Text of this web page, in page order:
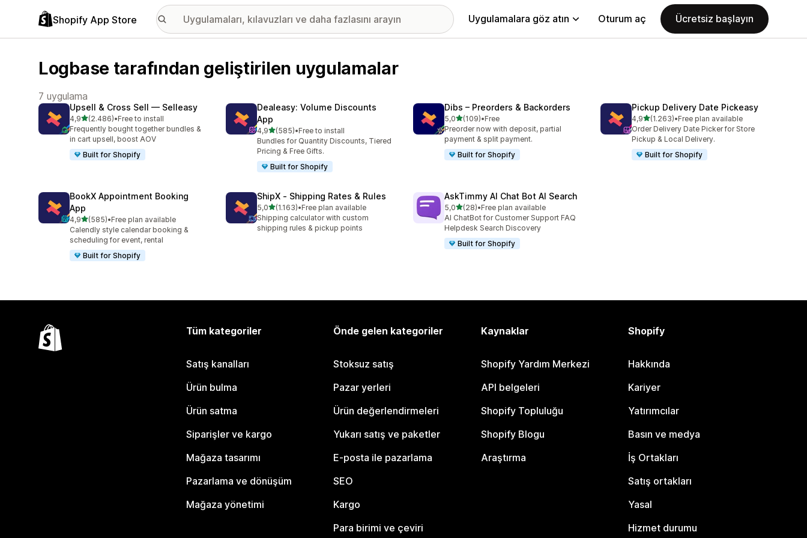
Shopify App Store Uygulamalara göz atın Oturum aç Ücretsiz başlayın
Logbase tarafından geliştirilen uygulamalar
7 uygulama
Upsell & Cross Sell — Selleasy
4,95 yıldız üzerinden
(2.486)
toplam 2486 değerlendirme
•Free to install
Frequently bought together bundles &
in cart upsell, boost AOV
Built for Shopify
Dealeasy: Volume Discounts
App
4,95 yıldız üzerinden
(585)
toplam 585 değerlendirme
•Free to install
Bundles for Quantity Discounts, Tiered
Pricing & Free Gifts.
Built for Shopify
Dibs – Preorders & Backorders
5,05 yıldız üzerinden
(109)
toplam 109 değerlendirme
•Free
Preorder now with deposit, partial
payment & split payment.
Built for Shopify
Pickup Delivery Date Pickeasy
4,95 yıldız üzerinden
(1.263)
toplam 1263 değerlendirme
•Free plan available
Order Delivery Date Picker for Store
Pickup & Local Delivery.
Built for Shopify
BookX Appointment Booking
App
4,95 yıldız üzerinden
(585)
toplam 585 değerlendirme
•Free plan available
Calendly style calendar booking &
scheduling for event, rental
Built for Shopify
ShipX ‑ Shipping Rates & Rules
5,05 yıldız üzerinden
(1.163)
toplam 1163 değerlendirme
•Free plan available
Shipping calculator with custom
shipping rules & pickup points
AskTimmy AI Chat Bot AI Search
5,05 yıldız üzerinden
(28)
toplam 28 değerlendirme
•Free plan available
AI ChatBot for Customer Support FAQ
Helpdesk Search Discovery
Built for Shopify
Tüm kategoriler
Satış kanalları
Ürün bulma
Ürün satma
Siparişler ve kargo
Mağaza tasarımı
Pazarlama ve dönüşüm
Mağaza yönetimi
Önde gelen kategoriler
Stoksuz satış
Pazar yerleri
Ürün değerlendirmeleri
Yukarı satış ve paketler
E-posta ile pazarlama
SEO
Kargo
Para birimi ve çeviri
Kaynaklar
Shopify Yardım Merkezi
API belgeleri
Shopify Topluluğu
Shopify Blogu
Araştırma
Shopify
Hakkında
Kariyer
Yatırımcılar
Basın ve medya
İş Ortakları
Satış ortakları
Yasal
Hizmet durumu